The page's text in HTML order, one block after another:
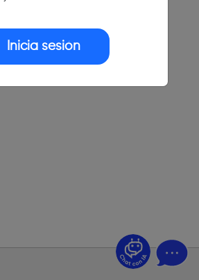
Inicia sesión